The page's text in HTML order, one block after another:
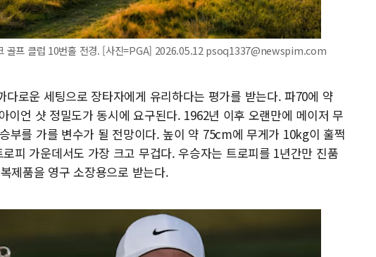
골프 클럽 10번홀 전경. [사진=PGA] 2026.05.12 psoq1337@newspim.com
로운 세팅으로 장타자에게 유리하다는 평가를 받는다. 파70에 약
이언 샷 정밀도가 동시에 요구된다. 1962년 이후 오랜만에 메이저 무
부를 가를 변수가 될 전망이다. 높이 약 75cm에 무게가 10kg이 훌쩍
피 가운데서도 가장 크고 무겁다. 우승자는 트로피를 1년간만 진품
제품을 영구 소장용으로 받는다.